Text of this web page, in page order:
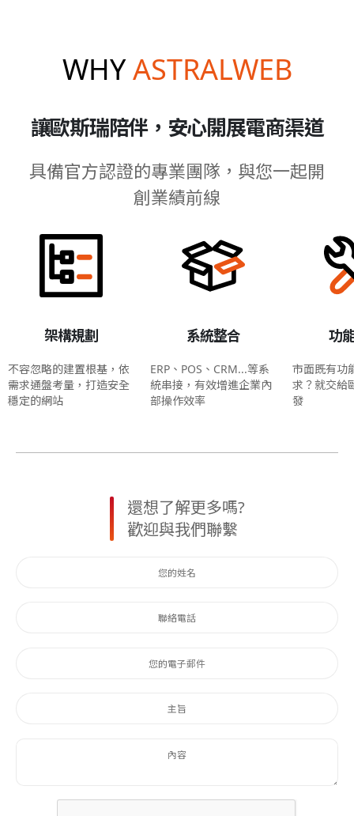
WHYASTRALWEB
讓歐斯瑞陪伴，安心開展電商渠道
具備官方認證的專業團隊，與您一起開
創業績前線
架構規劃
不容忽略的建置根基，依
需求通盤考量，打造安全
穩定的網站
系統整合
ERP、POS、CRM...等系
統串接，有效增進企業內
部操作效率
功
市面既有功
求？就交給
發
還想了解更多嗎?
歡迎與我們聯繫